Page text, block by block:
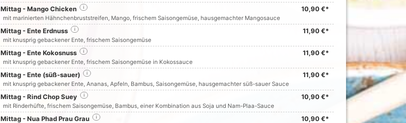
Mittag - Mango Chicken 10,90 €*
i
mit marinierten Hähnchenbruststreifen, Mango, frischem Saisongemüse, hausgemachter Mangosauce
Mittag - Ente Erdnuss 11,90 €*
i
mit knusprig gebackener Ente, frischem Saisongemüse
Mittag - Ente Kokosnuss 11,90 €*
i
mit knusprig gebackener Ente, frischem Saisongemüse in Kokossauce
Mittag - Ente (süß-sauer) 11,90 €*
i
mit knusprig gebackener Ente, Ananas, Apfeln, Bambus, Saisongemüse, hausgemachter süß-sauer Sauce
Mittag - Rind Chop Suey 10,90 €*
i
mit Rinderhüfte, frischem Saisongemüse, Bambus, einer Kombination aus Soja und Nam-Plaa-Sauce
Mittag - Nua Phad Prau Grau 10,90 €*
i